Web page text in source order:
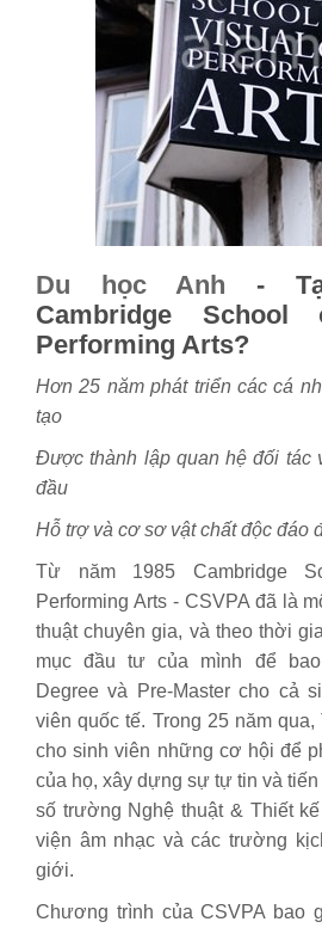
Du học Anh -
Cambridge
Performing Arts?
Hơn 25 năm phát triển các cá
tạo
Được thành lập quan hệ đối tác
đầu
Hỗ trợ và cơ sơ vật chất độc đáo
Từ năm 1985 Cambridge
Performing Arts - CSVPA đã là
thuật chuyên gia, và theo thời
mục đầu tư của mình để
Degree và Pre-Master cho cả
viên quốc tế. Trong 25 năm
cho sinh viên những cơ hội để
của họ, xây dựng sự tự tin và
số trường Nghệ thuật & Thiết
viện âm nhạc và các trường
giới.
Chương trình của CSVPA bao